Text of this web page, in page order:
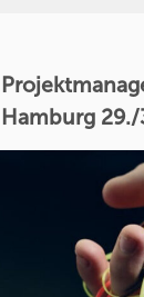
Hamburg